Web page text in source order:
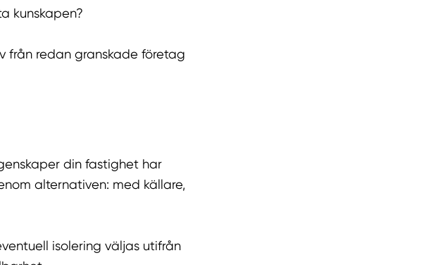
kunskapen?
från redan granskade företag
din fastighet har
alternativen: med källare,
isolering väljas utifrån